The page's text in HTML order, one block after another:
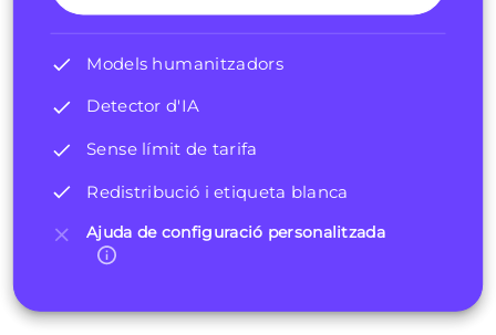
Models humanitzadors
Detector d'IA
Sense límit de tarifa
Redistribució i etiqueta blanca
Ajuda de configuració personalitzada